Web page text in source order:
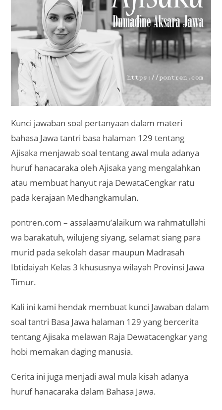
Kunci jawaban soal pertanyaan dalam materi
bahasa Jawa tantri basa halaman 129 tentang
Ajisaka menjawab soal tentang awal mula adanya
huruf hanacaraka oleh Ajisaka yang mengalahkan
atau membuat hanyut raja DewataCengkar ratu
pada kerajaan Medhangkamulan.
pontren.com – assalaamu’alaikum wa rahmatullahi
wa barakatuh, wilujeng siyang, selamat siang para
murid pada sekolah dasar maupun Madrasah
Ibtidaiyah Kelas 3 khususnya wilayah Provinsi Jawa
Timur.
Kali ini kami hendak membuat kunci Jawaban dalam
soal tantri Basa Jawa halaman 129 yang bercerita
tentang Ajisaka melawan Raja Dewatacengkar yang
hobi memakan daging manusia.
Cerita ini juga menjadi awal mula kisah adanya
huruf hanacaraka dalam Bahasa Jawa.